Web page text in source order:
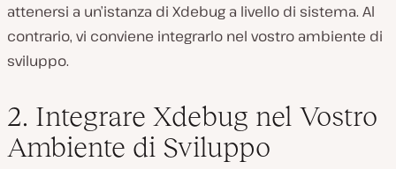
attenersi a un’istanza di Xdebug a livello di sistema. Al
contrario, vi conviene integrarlo nel vostro ambiente di
sviluppo.
2. Integrare Xdebug nel Vostro
Ambiente di Sviluppo